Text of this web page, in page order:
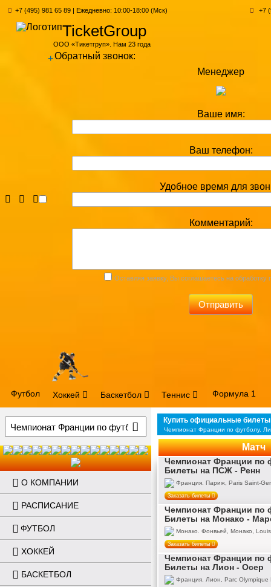
+7 (495) 981 65 89 | Ежедневно: 10:00-18:00 (Мск) +7
TicketGroup
ООО «Тикетгруп». Нам 23 года
+Обратный звонок:
Менеджер
Ваше имя:
Ваш телефон:
Удобное время для
Комментарий:
Оставляя заявку, Вы соглашаетесь на обработку
Отправить
Футбол Хоккей Баскетбол Теннис Формула 1
Купить официальные
Чемпионат Франции по футболу.
Матч
Чемпионат Франции по
Билеты на ПСЖ - Ренн
Франция. Париж, Paris Saint-
Заказать билеты
Чемпионат Франции по
Билеты на Монако -
Монако. Фонвьей, Монако,
Заказать билеты
Чемпионат Франции по
Билеты на Лион - Осер
Франция. Лион, Parc Olympique
О КОМПАНИИ
РАСПИСАНИЕ
ФУТБОЛ
ХОККЕЙ
БАСКЕТБОЛ